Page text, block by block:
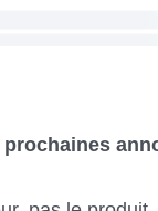
prochaines